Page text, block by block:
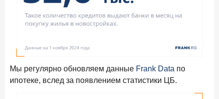
Мы регулярно обновляем данные Frank Data по
ипотеке, вслед за появлением статистики ЦБ.